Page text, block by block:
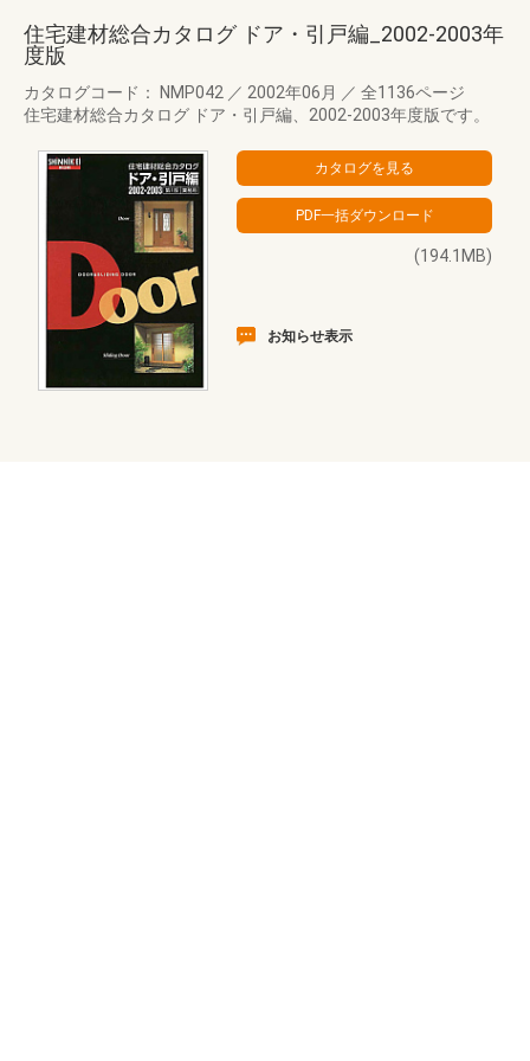
住宅建材総合カタログ ドア・引戸編_2002-2003年
度版
カタログコード： NMP042 ／ 2002年06月 ／ 全1136ページ
住宅建材総合カタログ ドア・引戸編、2002-2003年度版です。
(194.1MB)
お知らせ表示